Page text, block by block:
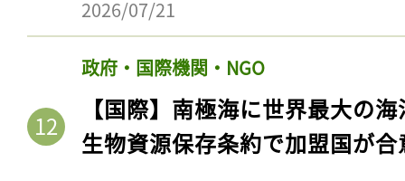
エネルギー・資源
【タイ】JERAとタイ発電公社
リューチェーン構築で覚書締結
2026/07/21